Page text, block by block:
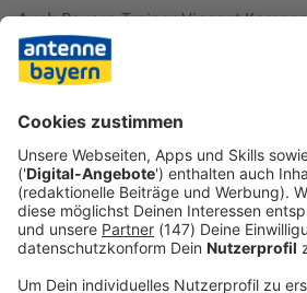
Auch Bayern-Trainer Vincent
Superlativen. «Er ist beeindruckend.
überragende Qualität, sondern auch
für die Gruppe. Keine Ahnung, wie
seiner Karriere schießen kann und